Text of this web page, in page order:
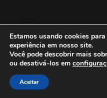
© 2016-2025 Freddy Duclerc -
Devenvolvido porStudioz4 |
Estamos usando cookies
experiência em nosso site.
Você pode descobrir mais
ou desativá-los em
Aceitar